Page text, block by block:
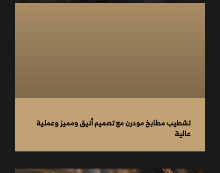
تشطيب مطابخ مودرن مع تصميم أنيق ومميز وعملية
عالية